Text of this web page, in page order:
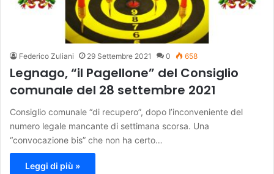
Federico Zuliani 29 Settembre 2021 0 658
Legnago, “il Pagellone” del Consiglio
comunale del 28 settembre 2021
Consiglio comunale “di recupero”, dopo l’inconveniente del
numero legale mancante di settimana scorsa. Una
“convocazione bis” che non ha certo…
Leggi di più »